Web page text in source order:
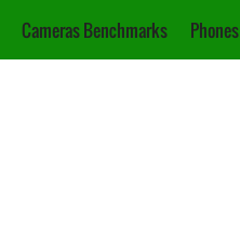
Cameras Benchmarks Phones